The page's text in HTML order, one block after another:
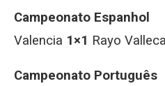
Campeonato Espanhol
Valencia 1×1 Rayo
Campeonato Português